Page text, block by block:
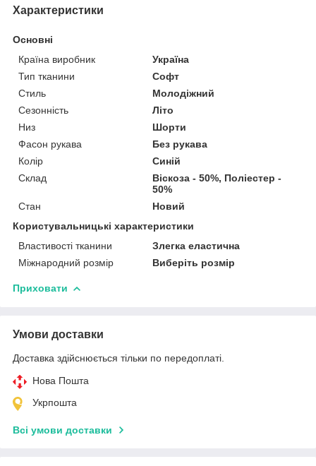
Характеристики
Основні
Країна виробник
Україна
Тип тканини
Софт
Стиль
Молодіжний
Сезонність
Літо
Низ
Шорти
Фасон рукава
Без рукава
Колір
Синій
Склад
Віскоза - 50%, Поліестер -
50%
Стан
Новий
Користувальницькі характеристики
Властивості тканини
Злегка еластична
Міжнародний розмір
Виберіть розмір
Приховати
Умови доставки
Доставка здійснюється тільки по передоплаті.
Нова Пошта
Укрпошта
Всі умови доставки